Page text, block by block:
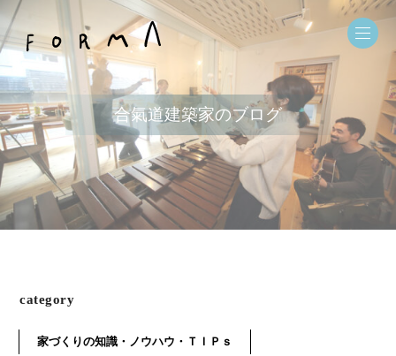
合氣道建築家のブログ
category
家づくりの知識・ノウハウ・ＴＩＰｓ